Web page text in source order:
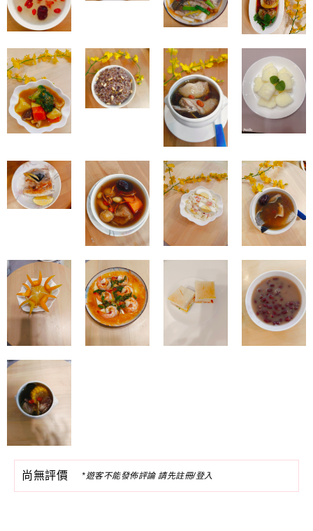
尚無評價 *遊客不能發佈評論 請先註冊/登入